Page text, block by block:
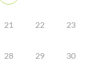
21 22 23
28 29 30